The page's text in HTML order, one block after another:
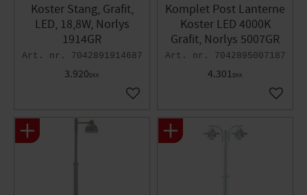
Koster Stang, Grafit,
LED, 18,8W, Norlys
1914GR
7042891914687
3.920DKK
Gem som favorit
Komplet Post Lanterne
Koster LED 4000K
Grafit, Norlys 5007GR
7042895007187
4.301DKK
Gem